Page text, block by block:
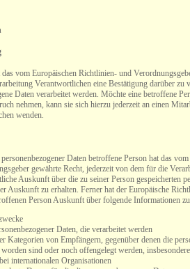
das vom Europäischen Richtlinien- und
Verantwortlichen eine Bestätigung darüber zu
Daten verarbeitet werden. Möchte eine betroffene
nehmen, kann sie sich hierzu jederzeit an einen
wenden.
Daten betroffene Person hat das
gewährte Recht, jederzeit von dem für die
Auskunft über die zu seiner Person gespeicherten
Auskunft zu erhalten. Ferner hat der Europäische
Person Auskunft über folgende Informationen
Daten, die verarbeitet werden
Kategorien von Empfängern, gegenüber denen die
sind oder noch offengelegt werden,
internationalen Organisationen